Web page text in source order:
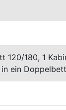
120/180, 1
ein